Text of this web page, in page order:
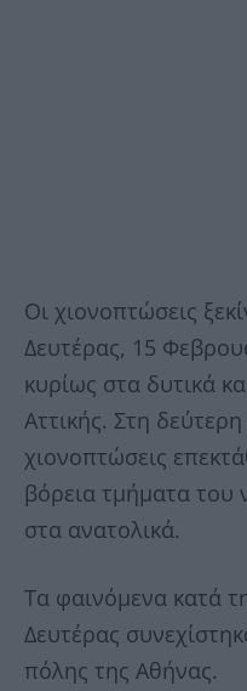
Οι χιονοπτώσεις
Δευτέρας, 15
κυρίως στα δυτικά
Αττικής. Στη
χιονοπτώσεις
βόρεια τμήματα του
στα ανατολικά.
Τα φαινόμενα κατά
Δευτέρας
πόλης της Αθήνας.